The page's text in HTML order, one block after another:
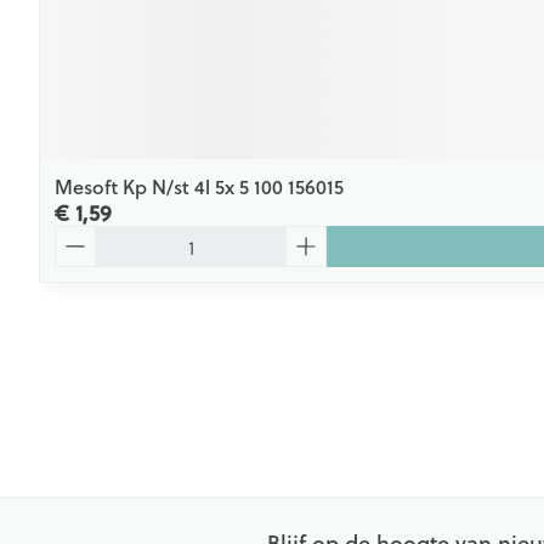
Mesoft Kp N/st 4l 5x 5 100 156015
€ 1,59